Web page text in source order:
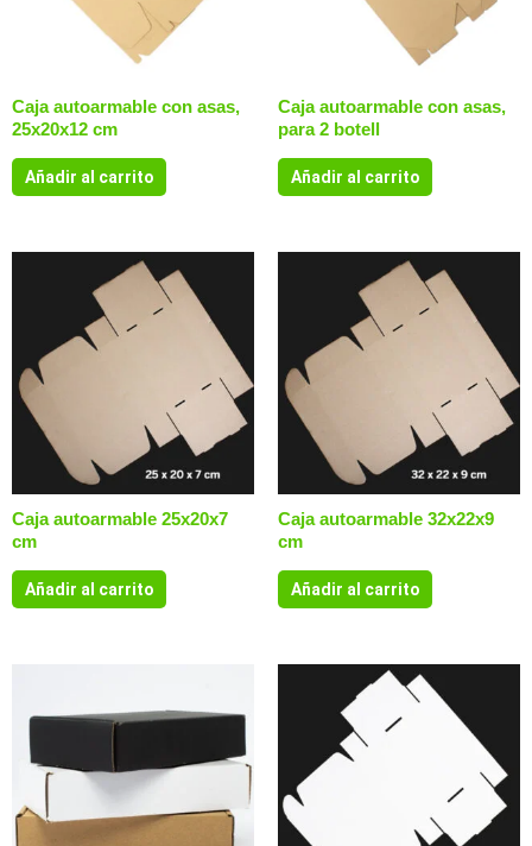
Caja autoarmable con asas,
25x20x12 cm
Añadir al carrito
Caja autoarmable con asas,
para 2 botell
Añadir al carrito
Caja autoarmable 25x20x7
cm
Añadir al carrito
Caja autoarmable 32x22x9
cm
Añadir al carrito